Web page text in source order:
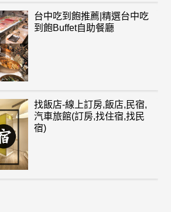
台中吃到飽推薦|精選台中吃
到飽Buffet自助餐廳
找飯店-線上訂房,飯店,民宿,
汽車旅館(訂房,找住宿,找民
宿)